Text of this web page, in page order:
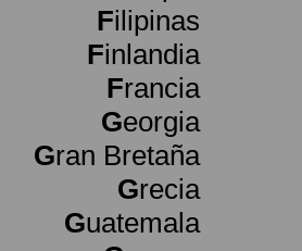
Filipinas
Finlandia
Francia
Georgia
Gran Bretaña
Grecia
Guatemala